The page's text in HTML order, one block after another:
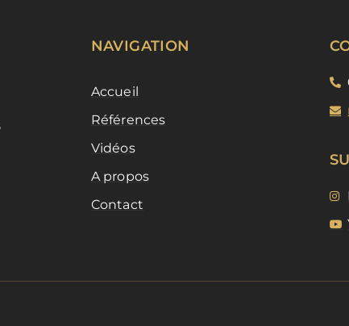
NAVIGATION
Accueil
Références
Vidéos
A propos
Contact